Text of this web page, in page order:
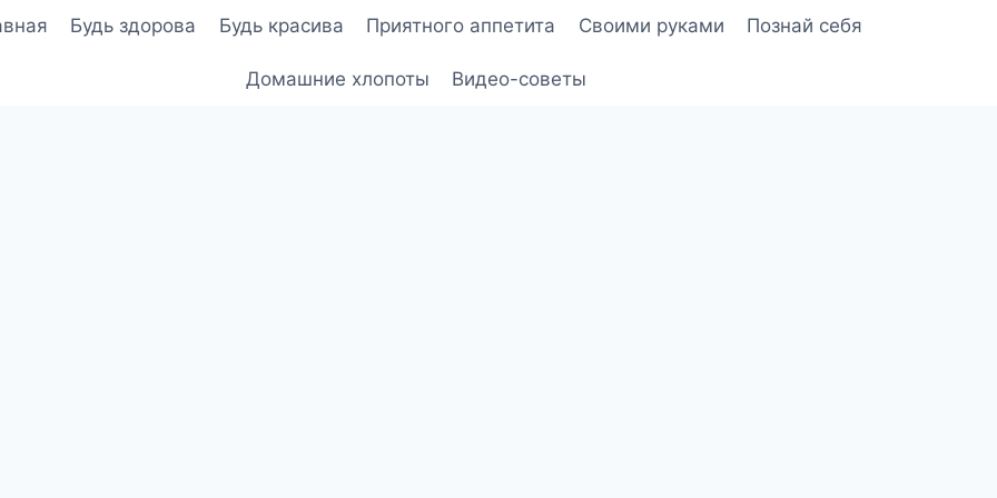
Будь здорова Будь красива Приятного аппетита Своими руками Познай себя
Домашние хлопоты Видео-советы